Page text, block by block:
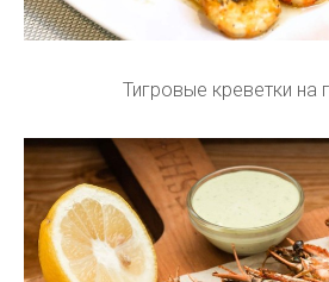
Тигровые креветки на